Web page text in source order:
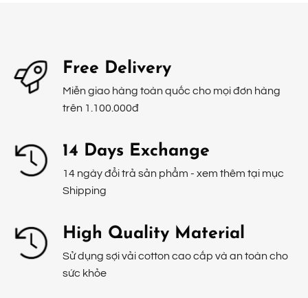
Free Delivery
Miễn giao hàng toàn quốc cho mọi đơn hàng
trên 1.100.000đ
14 Days Exchange
14 ngày đổi trả sản phẩm - xem thêm tại mục
Shipping
High Quality Material
Sử dụng sợi vải cotton cao cấp và an toàn cho
sức khỏe